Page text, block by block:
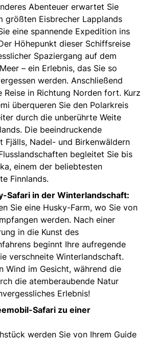
Abenteuer erwartet Sie
größten Eisbrecher Lapplands
eine spannende Expedition ins
Höhepunkt dieser Schiffsreise
Spaziergang auf dem
– ein Erlebnis, das Sie so
werden. Anschließend
Reise in Richtung Norden fort. Kurz
überqueren Sie den Polarkreis
durch die unberührte Weite
Die beeindruckende
Fjälls, Nadel- und Birkenwäldern
begleitet Sie bis
einem der beliebtesten
Finnlands.
Safari in der Winterlandschaft:
Sie eine Husky-Farm, wo Sie von
werden. Nach einer
in die Kunst des
beginnt Ihre aufregende
verschneite Winterlandschaft.
Wind im Gesicht, während die
die atemberaubende Natur
Erlebnis!
Safari zu einer
werden Sie von Ihrem Guide